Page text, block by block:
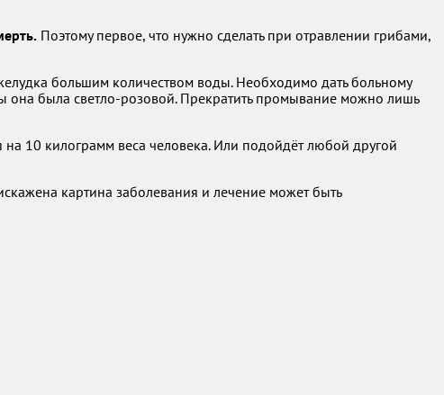
Поэтому первое, что нужно сделать при отравлении грибами,
большим количеством воды. Необходимо дать больному
она была светло-розовой. Прекратить промывание можно лишь
на 10 килограмм веса человека. Или подойдёт любой другой
картина заболевания и лечение может быть